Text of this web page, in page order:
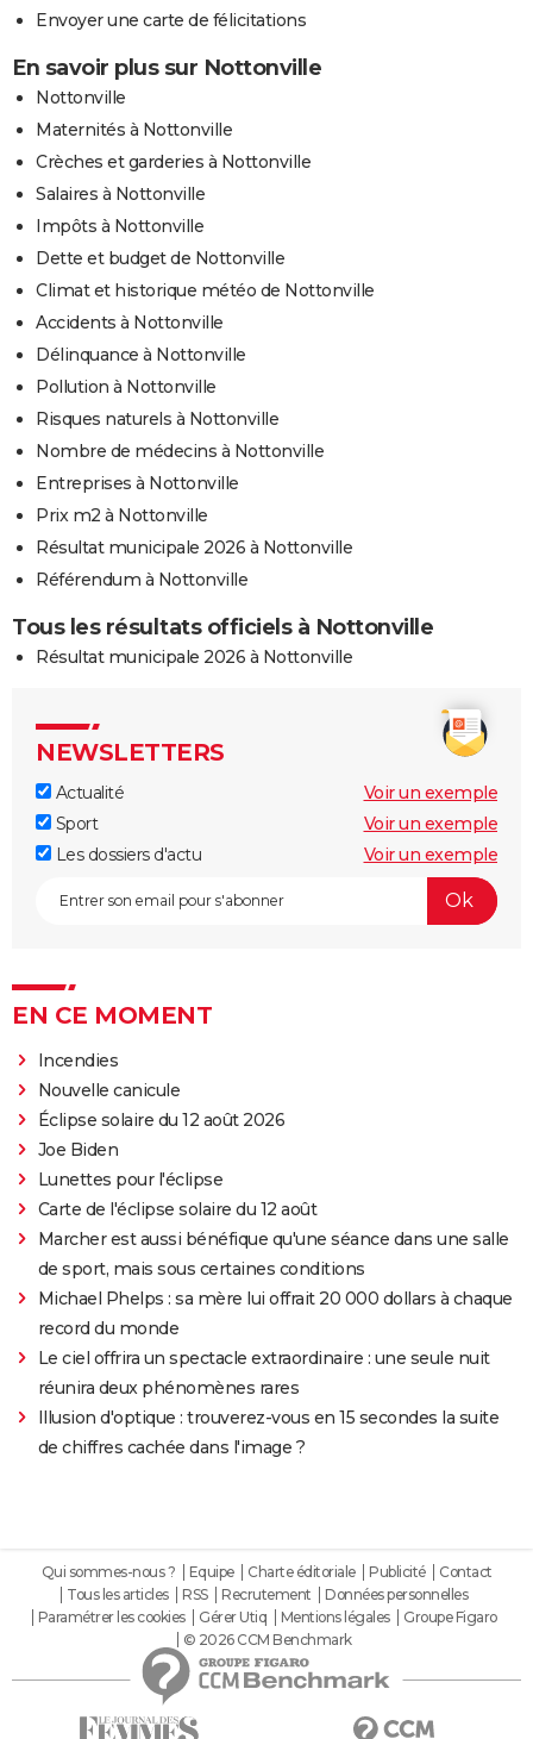
Envoyer une carte de félicitations
En savoir plus sur Nottonville
Nottonville
Maternités à Nottonville
Crèches et garderies à Nottonville
Salaires à Nottonville
Impôts à Nottonville
Dette et budget de Nottonville
Climat et historique météo de Nottonville
Accidents à Nottonville
Délinquance à Nottonville
Pollution à Nottonville
Risques naturels à Nottonville
Nombre de médecins à Nottonville
Entreprises à Nottonville
Prix m2 à Nottonville
Résultat municipale 2026 à Nottonville
Référendum à Nottonville
Tous les résultats officiels à Nottonville
Résultat municipale 2026 à Nottonville
NEWSLETTERS
Actualité
Voir un exemple
Sport
Voir un exemple
Les dossiers d'actu
Voir un exemple
EN CE MOMENT
Incendies
Nouvelle canicule
Éclipse solaire du 12 août 2026
Joe Biden
Lunettes pour l'éclipse
Carte de l'éclipse solaire du 12 août
Marcher est aussi bénéfique qu'une séance dans une salle
de sport, mais sous certaines conditions
Michael Phelps : sa mère lui offrait 20 000 dollars à chaque
record du monde
Le ciel offrira un spectacle extraordinaire : une seule nuit
réunira deux phénomènes rares
Illusion d'optique : trouverez-vous en 15 secondes la suite
de chiffres cachée dans l'image ?
Qui sommes-nous ? Equipe Charte éditoriale Publicité
Contact
Tous les articles
RSS Recrutement
Données personnelles
Paramétrer les cookies
Gérer Utiq Mentions légales
Groupe Figaro
© 2026 CCM Benchmark